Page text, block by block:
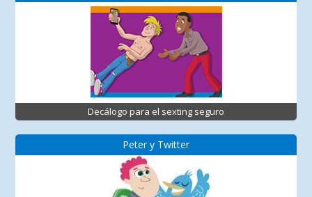
Decálogo para el sexting seguro
Peter y Twitter